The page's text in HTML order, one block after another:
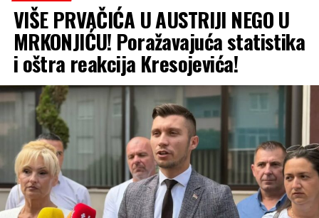
VIŠE PRVAČIĆA U AUSTRIJI NEGO U
MRKONJIĆU! Poražavajuća statistika
i oštra reakcija Kresojevića!